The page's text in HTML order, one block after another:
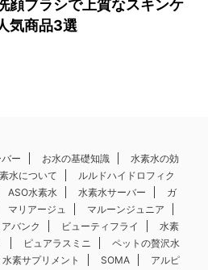
顔ブラシで上質なスキンケ
気商品3選
ー お水の基礎知識
水素水の効
水について
ルルドハイドロフィク
ASO水素水 水素水サーバー
ガ
マリアージュ
マルーンジュニア
バンク ビューティフライ
水素
ピュアラスミニ
ペットの贅沢水
水素サプリメント SOMA
アルピ